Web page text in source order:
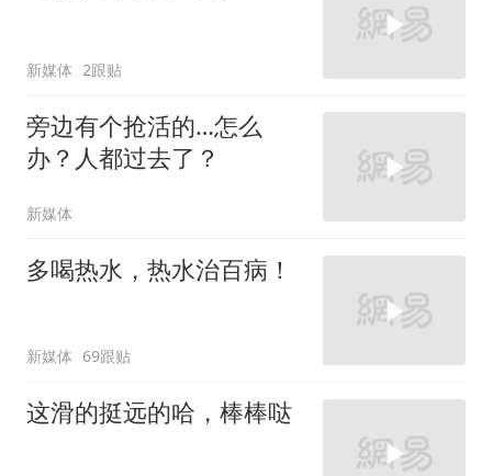
新媒体 2跟贴
旁边有个抢活的…怎么
办？人都过去了？
新媒体
多喝热水，热水治百病！
新媒体 69跟贴
这滑的挺远的哈，棒棒哒